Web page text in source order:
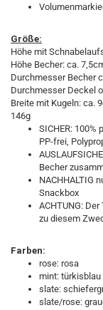
Größe:
Höhe mit
Höhe Becher: ca.
Durchmesser Becher
Durchmesser Deckel
Breite mit Kugeln: ca.
146g
SICHER:
PP-frei,
Becher
NACHHALTIG
Snackbox
ACHTUNG:
zu diesem
Farben:
rose: rosa
mint: türkisblau
slate:
slate/rose: